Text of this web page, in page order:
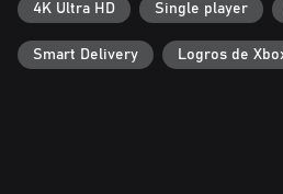
4K Ultra HD Single player
Smart Delivery Logros de